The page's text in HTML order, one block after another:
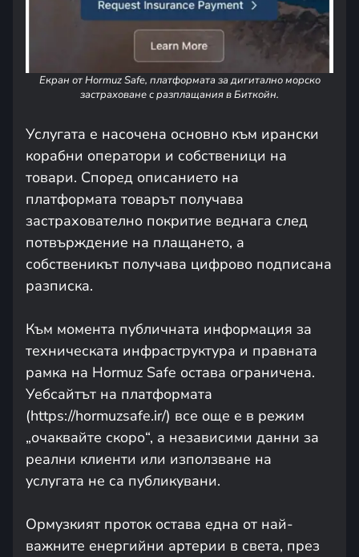
Екран от Hormuz Safe, платформата за дигитално морско
застраховане с разплащания в Биткойн.
Услугата е насочена основно към ирански
корабни оператори и собственици на
товари. Според описанието на
платформата товарът получава
застрахователно покритие веднага след
потвърждение на плащането, а
собственикът получава цифрово подписана
разписка.
Към момента публичната информация за
техническата инфраструктура и правната
рамка на Hormuz Safe остава ограничена.
Уебсайтът на платформата
(https://hormuzsafe.ir/) все още е в режим
„очаквайте скоро“, а независими данни за
реални клиенти или използване на
услугата не са публикувани.
Ормузкият проток остава една от най-
важните енергийни артерии в света, през